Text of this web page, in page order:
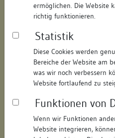
ermöglichen. Die Website
richtig funktionieren.
Statistik
Diese Cookies werden
Bereiche der Website am
was wir noch verbessern
Website fortlaufend zu
Funktionen von
Wenn wir Funktionen
Website integrieren,
Objektdaten
Straße:
Hausnummer:
Postleitzahl:
Stadt-Teilort: